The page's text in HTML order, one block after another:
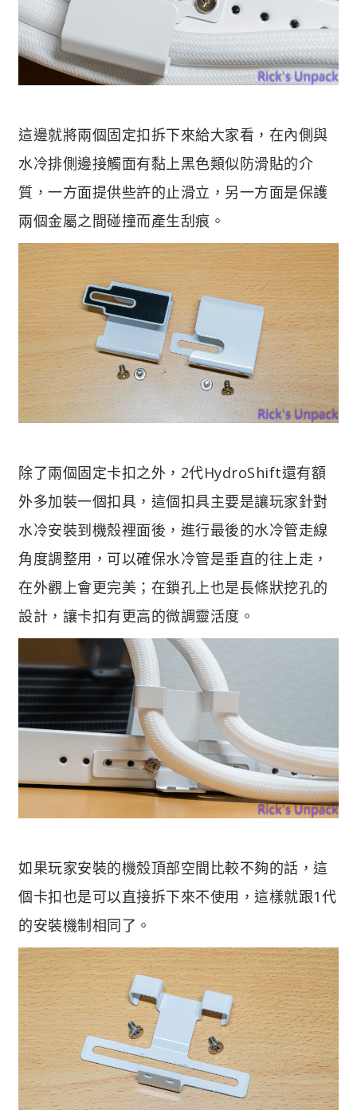
這邊就將兩個固定扣拆下來給大家看，在內側與
水冷排側邊接觸面有黏上黑色類似防滑貼的介
質，一方面提供些許的止滑立，另一方面是保護
兩個金屬之間碰撞而產生刮痕。
除了兩個固定卡扣之外，2代HydroShift還有額
外多加裝一個扣具，這個扣具主要是讓玩家針對
水冷安裝到機殼裡面後，進行最後的水冷管走線
角度調整用，可以確保水冷管是垂直的往上走，
在外觀上會更完美；在鎖孔上也是長條狀挖孔的
設計，讓卡扣有更高的微調靈活度。
如果玩家安裝的機殼頂部空間比較不夠的話，這
個卡扣也是可以直接拆下來不使用，這樣就跟1代
的安裝機制相同了。